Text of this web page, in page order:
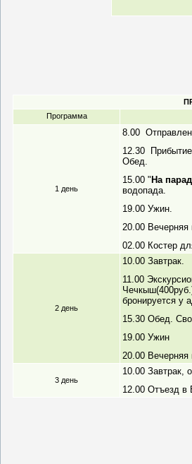
Программа
1 день
8.00
12.30
Обед.
15.00 " На
водопада.
19.00 Ужин.
20.00 Вечерняя
02.00 Костер
2 день
10.00 Завтрак.
11.00
бронируется у
15.30 Обед.
19.00 Ужин
20.00 Вечерняя
3 день
10.00 Завтрак,
12.00 Отъезд в